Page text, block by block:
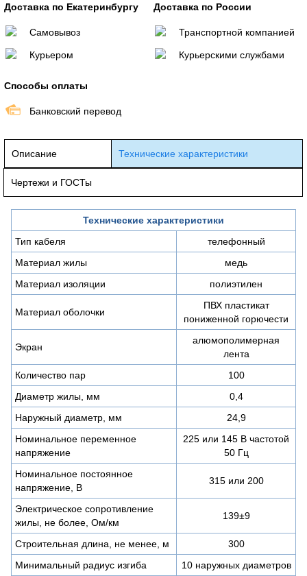
Доставка по Екатеринбургу
Самовывоз
Курьером
Доставка по России
Транспортной компанией
Курьерскими службами
Способы оплаты
Банковский перевод
Описание Технические характеристики
Чертежи и ГОСТы
Технические характеристики
Тип кабеля
телефонный
Материал жилы
медь
Материал изоляции
полиэтилен
Материал оболочки
ПВХ пластикат
пониженной горючести
Экран
алюмополимерная
лента
Количество пар
100
Диаметр жилы, мм
0,4
Наружный диаметр, мм
24,9
Номинальное переменное
напряжение
225 или 145 В частотой
50 Гц
Номинальное постоянное
напряжение, В
315 или 200
Электрическое сопротивление
жилы, не более, Ом/км
139±9
Строительная длина, не менее, м
300
Минимальный радиус изгиба
10 наружных диаметров